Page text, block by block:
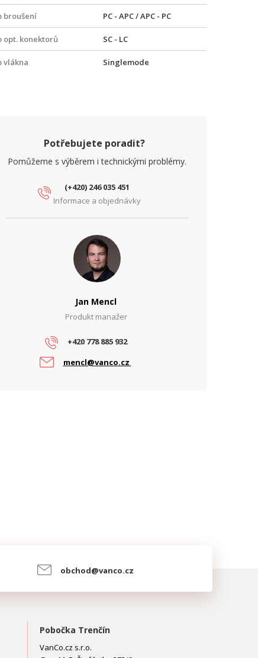
broušení PC - APC / APC - PC
opt. konektorů SC - LC
vlákna Singlemode
Potřebujete poradit?
Pomůžeme s výběrem i technickými problémy.
(+420) 246 035 451
Informace a objednávky
Jan Mencl
Produkt manažer
+420 778 885 932
mencl@vanco.cz
obchod@vanco.cz
Pobočka Trenčín
VanCo.cz s.r.o.